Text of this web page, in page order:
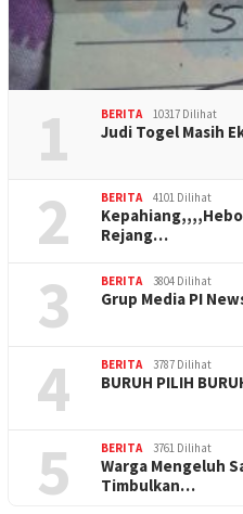
1 BERITA 10317 Dilihat
Judi Togel Masih
2 BERITA 4101 Dilihat
Rejang…
3 BERITA 3804 Dilihat
Grup Media PI
4 BERITA 3787 Dilihat
BURUH PILIH
5 BERITA 3761 Dilihat
Warga Mengeluh
Timbulkan…